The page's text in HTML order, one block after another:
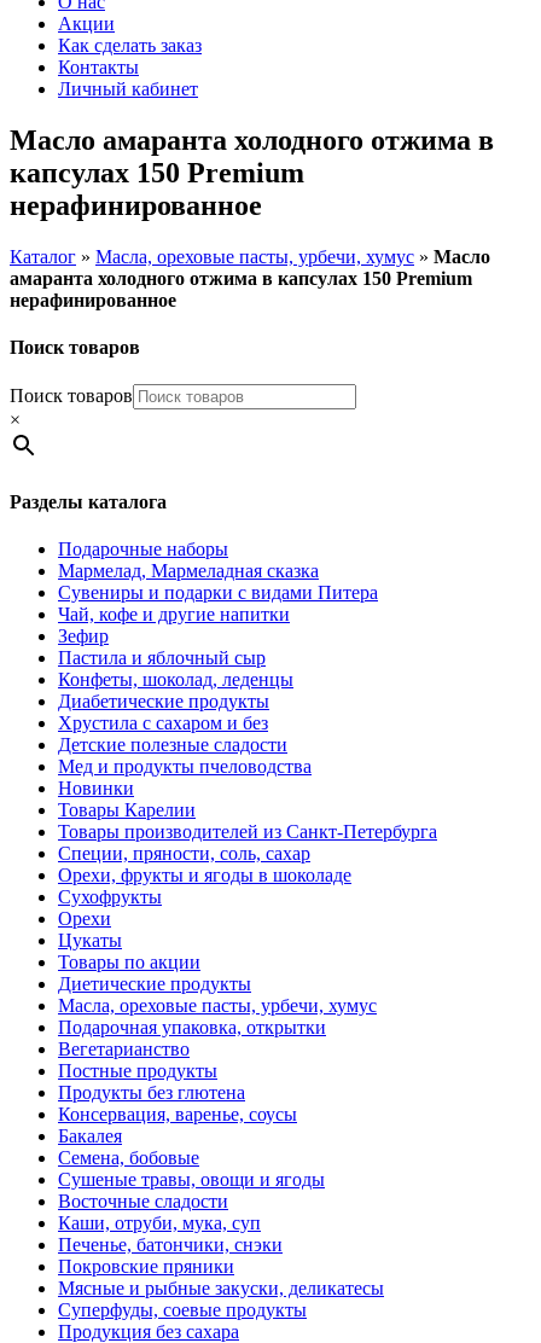
Акции
Как сделать заказ
Контакты
Личный кабинет
Масло амаранта холодного отжима в
капсулах 150 Premium
нерафинированное
Каталог » Масла, ореховые пасты, урбечи, хумус » Масло
амаранта холодного отжима в капсулах 150 Premium
нерафинированное
Поиск товаров
Поиск товаров
×
Разделы каталога
Подарочные наборы
Мармелад, Мармеладная сказка
Сувениры и подарки с видами Питера
Чай, кофе и другие напитки
Зефир
Пастила и яблочный сыр
Конфеты, шоколад, леденцы
Диабетические продукты
Хрустила с сахаром и без
Детские полезные сладости
Мед и продукты пчеловодства
Новинки
Товары Карелии
Товары производителей из Санкт-Петербурга
Специи, пряности, соль, сахар
Орехи, фрукты и ягоды в шоколаде
Сухофрукты
Орехи
Цукаты
Товары по акции
Диетические продукты
Масла, ореховые пасты, урбечи, хумус
Подарочная упаковка, открытки
Вегетарианство
Постные продукты
Продукты без глютена
Консервация, варенье, соусы
Бакалея
Семена, бобовые
Сушеные травы, овощи и ягоды
Восточные сладости
Каши, отруби, мука, суп
Печенье, батончики, снэки
Покровские пряники
Мясные и рыбные закуски, деликатесы
Суперфуды, соевые продукты
Продукция без сахара